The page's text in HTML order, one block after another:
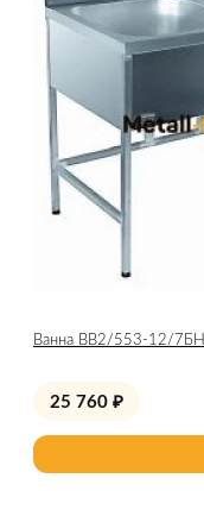
Ванна ВВ2/553-12/7БН
25 760 ₽